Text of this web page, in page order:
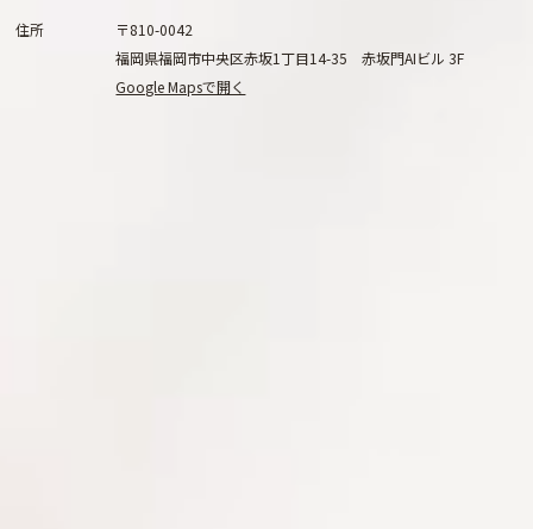
住所
〒810-0042
福岡県福岡市中央区赤坂1丁目14-35 赤坂門AIビル 3F
Google Mapsで開く